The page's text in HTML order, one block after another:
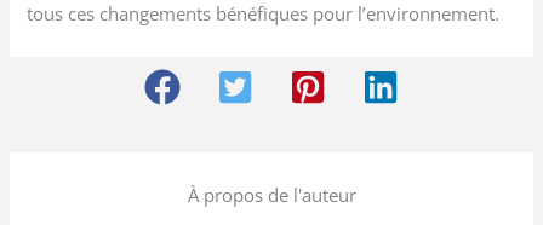
tous ces changements bénéfiques pour l’environnement.
À propos de l'auteur